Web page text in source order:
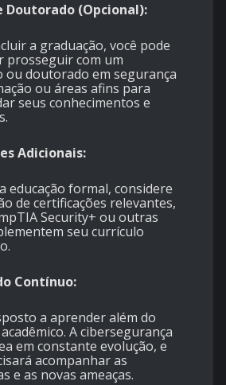
Doutorado (Opcional):
a graduação, você pode
prosseguir com um
ou doutorado em segurança
ou áreas afins para
seus conhecimentos e
Adicionais:
educação formal, considere
de certificações relevantes,
Security+ ou outras
seu currículo
Contínuo:
a aprender além do
A cibersegurança
em constante evolução, e
acompanhar as
e as novas ameaças.